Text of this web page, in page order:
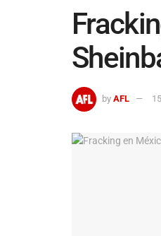
by AFL